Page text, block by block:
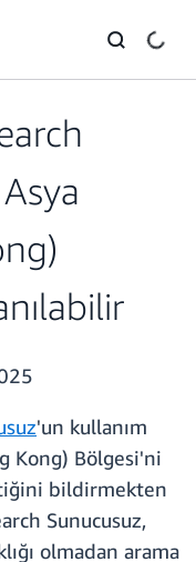
'un kullanım
Kong) Bölgesi'ni
bildirmekten
Sunucusuz,
olmadan arama